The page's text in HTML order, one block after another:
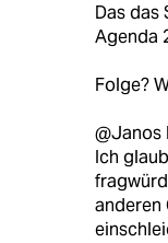
Das das
Agenda
Folge?
@Janos
Ich
anderen